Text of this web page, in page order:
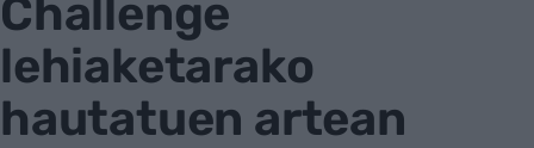
Challenge
lehiaketarako
hautatuen artean